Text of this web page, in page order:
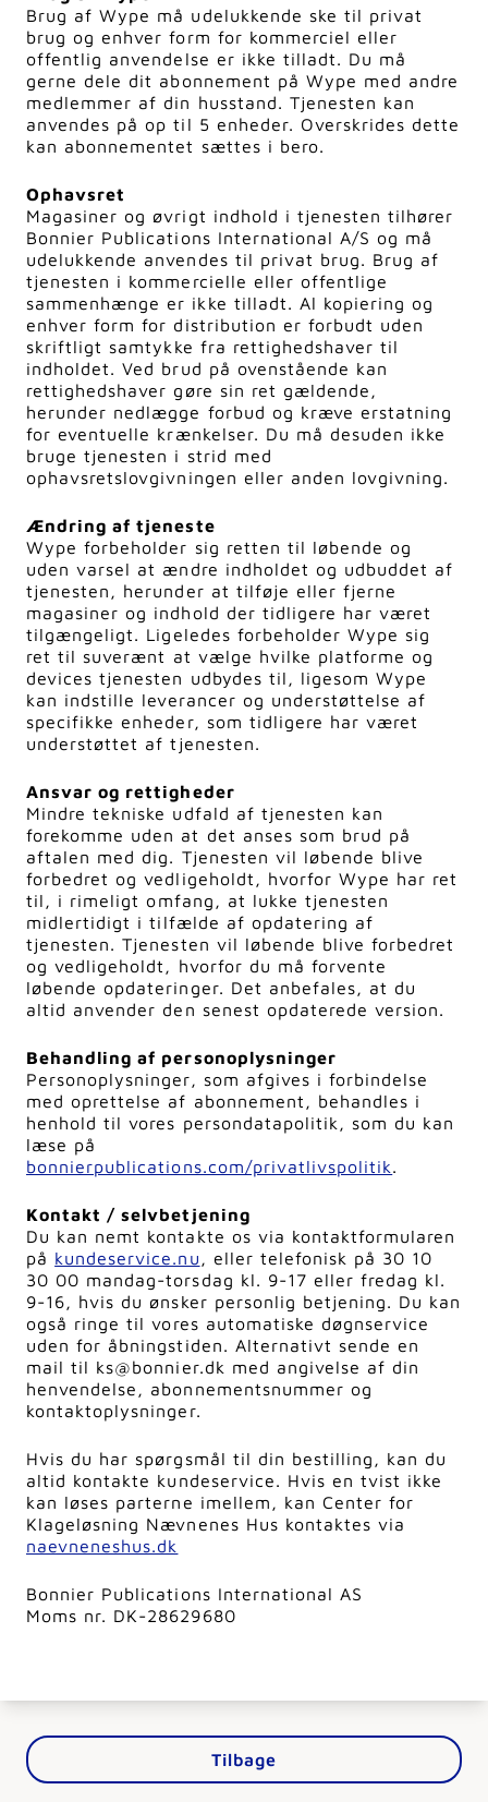
Brug af Wype må udelukkende ske til privat
brug og enhver form for kommerciel eller
offentlig anvendelse er ikke tilladt. Du må
gerne dele dit abonnement på Wype med andre
medlemmer af din husstand. Tjenesten kan
anvendes på op til 5 enheder. Overskrides dette
kan abonnementet sættes i bero.
Ophavsret
Magasiner og øvrigt indhold i tjenesten tilhører
Bonnier Publications International A/S og må
udelukkende anvendes til privat brug. Brug af
tjenesten i kommercielle eller offentlige
sammenhænge er ikke tilladt. Al kopiering og
enhver form for distribution er forbudt uden
skriftligt samtykke fra rettighedshaver til
indholdet. Ved brud på ovenstående kan
rettighedshaver gøre sin ret gældende,
herunder nedlægge forbud og kræve erstatning
for eventuelle krænkelser. Du må desuden ikke
bruge tjenesten i strid med
ophavsretslovgivningen eller anden lovgivning.
Ændring af tjeneste
Wype forbeholder sig retten til løbende og
uden varsel at ændre indholdet og udbuddet af
tjenesten, herunder at tilføje eller fjerne
magasiner og indhold der tidligere har været
tilgængeligt. Ligeledes forbeholder Wype sig
ret til suverænt at vælge hvilke platforme og
devices tjenesten udbydes til, ligesom Wype
kan indstille leverancer og understøttelse af
specifikke enheder, som tidligere har været
understøttet af tjenesten.
Ansvar og rettigheder
Mindre tekniske udfald af tjenesten kan
forekomme uden at det anses som brud på
aftalen med dig. Tjenesten vil løbende blive
forbedret og vedligeholdt, hvorfor Wype har ret
til, i rimeligt omfang, at lukke tjenesten
midlertidigt i tilfælde af opdatering af
tjenesten. Tjenesten vil løbende blive forbedret
og vedligeholdt, hvorfor du må forvente
løbende opdateringer. Det anbefales, at du
altid anvender den senest opdaterede version.
Behandling af personoplysninger
Personoplysninger, som afgives i forbindelse
med oprettelse af abonnement, behandles i
henhold til vores persondatapolitik, som du kan
læse på
bonnierpublications.com/privatlivspolitik.
Kontakt / selvbetjening
Du kan nemt kontakte os via kontaktformularen
på kundeservice.nu , eller telefonisk på 30 10
30 00 mandag-torsdag kl. 9-17 eller fredag kl.
9-16, hvis du ønsker personlig betjening. Du kan
også ringe til vores automatiske døgnservice
uden for åbningstiden. Alternativt sende en
mail til ks@bonnier.dk med angivelse af din
henvendelse, abonnementsnummer og
kontaktoplysninger.
Hvis du har spørgsmål til din bestilling, kan du
altid kontakte kundeservice. Hvis en tvist ikke
kan løses parterne imellem, kan Center for
Klageløsning Nævnenes Hus kontaktes via
naevneneshus.dk
Bonnier Publications International AS
Moms nr. DK-28629680
Tilbage